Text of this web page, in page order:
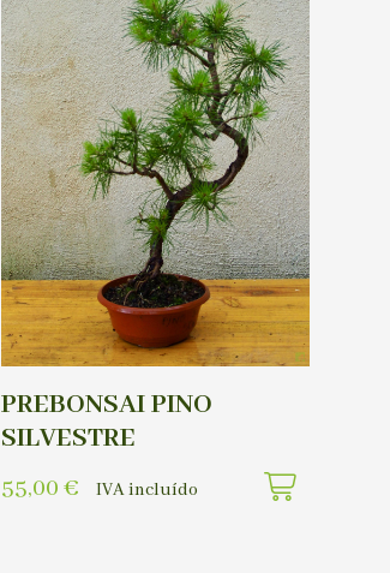
PREBONSAI PINO
SILVESTRE
55,00 € IVA incluído